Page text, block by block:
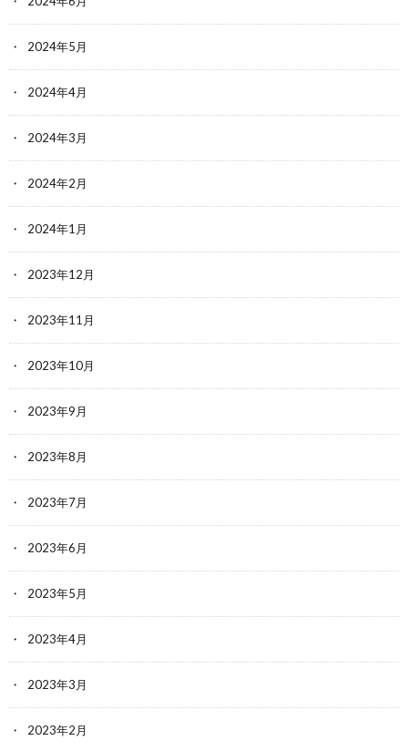
2024年5月
2024年4月
2024年3月
2024年2月
2024年1月
2023年12月
2023年11月
2023年10月
2023年9月
2023年8月
2023年7月
2023年6月
2023年5月
2023年4月
2023年3月
2023年2月